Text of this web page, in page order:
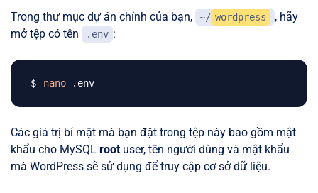
Trong thư mục dự án chính của bạn, ~/ wordpress
, hãy
mở tệp có tên
.env :
nano
Các giá trị bí mật mà bạn đặt trong tệp này bao gồm mật
khẩu cho MySQL rootuser, tên người dùng và mật khẩu
mà WordPress sẽ sử dụng để truy cập cơ sở dữ liệu.